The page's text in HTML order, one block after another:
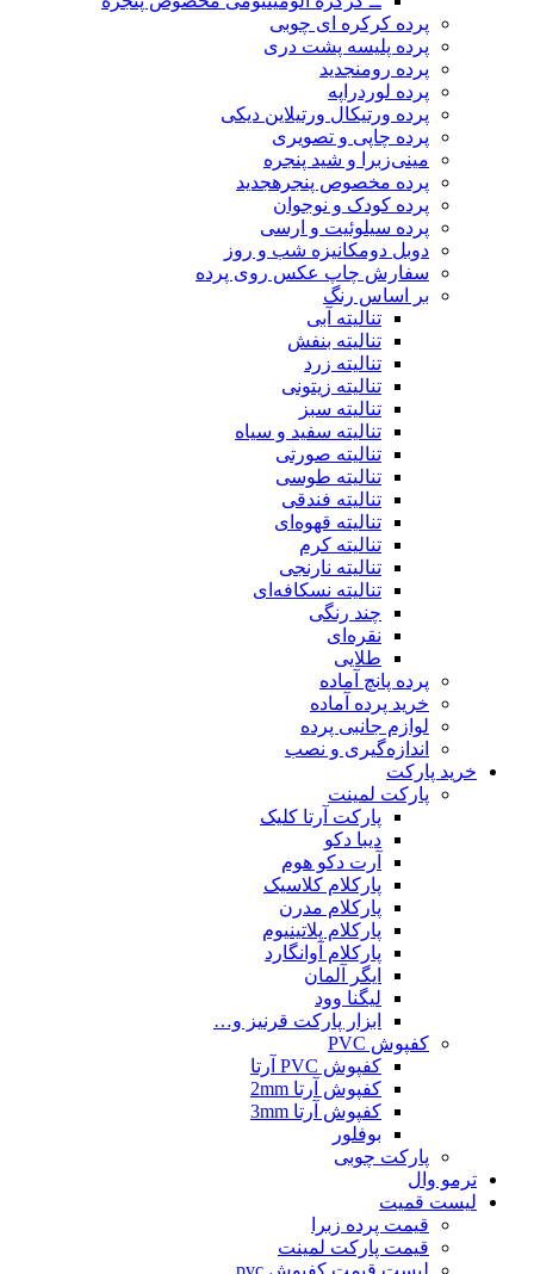
پرده کرکره ای چوبی
پرده پلیسه پشت دری
پرده رومنجدید
پرده لوردراپه
پرده ورتیکال ورتیلاین دیکی
پرده چاپی و تصویری
مینی‌زبرا و شید پنجره
پرده مخصوص پنجرهجدید
پرده کودک و نوجوان
پرده سیلوئیت و ارسی
دوبل دومکانیزه شب و روز
سفارش چاپ عکس روی پرده
بر اساس رنگ
تنالیته آبی
تنالیته بنفش
تنالیته زرد
تنالیته زیتونی
تنالیته سبز
تنالیته سفید و سیاه
تنالیته صورتی
تنالیته طوسی
تنالیته فندقی
تنالیته قهوه‌ای
تنالیته کرم
تنالیته نارنجی
تنالیته نسکافه‌ای
چند رنگی
نقره‌ای
طلایی
پرده پانچ آماده
خرید پرده آماده
لوازم جانبی پرده
اندازه‌گیری و نصب
خرید پارکت
پارکت لمینت
پارکت آرتا کلیک
دیبا دکو
آرت دکو هوم
پارکلام کلاسیک
پارکلام مدرن
پارکلام پلاتینیوم
پارکلام آوانگارد
ایگر آلمان
لیگنا وود
ابزار پارکت قرنیز و…
کفپوش PVC
کفپوش PVC آرتا
کفپوش آرتا 2mm
کفپوش آرتا 3mm
بوفلور
پارکت چوبی
ترمو وال
لیست قمیت
قیمت پرده زبرا
قیمت پارکت لمینت